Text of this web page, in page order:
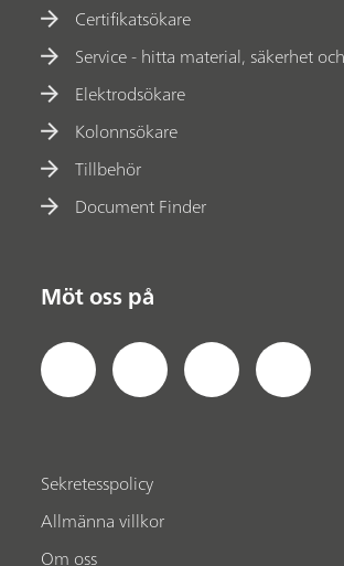
Certifikatsökare
Service - hitta material, säkerhet
Elektrodsökare
Kolonnsökare
Tillbehör
Document Finder
Möt oss på
Sekretesspolicy
Allmänna villkor
Om oss